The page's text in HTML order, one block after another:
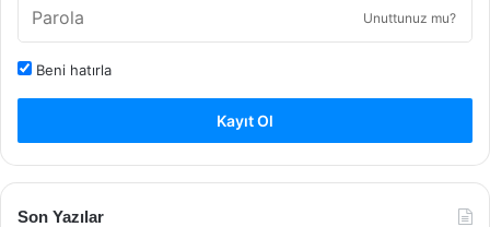
Unuttunuz mu?
Beni hatırla
Kayıt Ol
Son Yazılar